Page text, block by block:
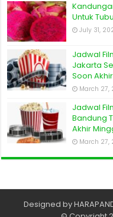
Untuk
July 31,
Jadwal
Jakarta
Soon
March 27,
Jadwal
Bandung
Akhir
March 27,
Designed by